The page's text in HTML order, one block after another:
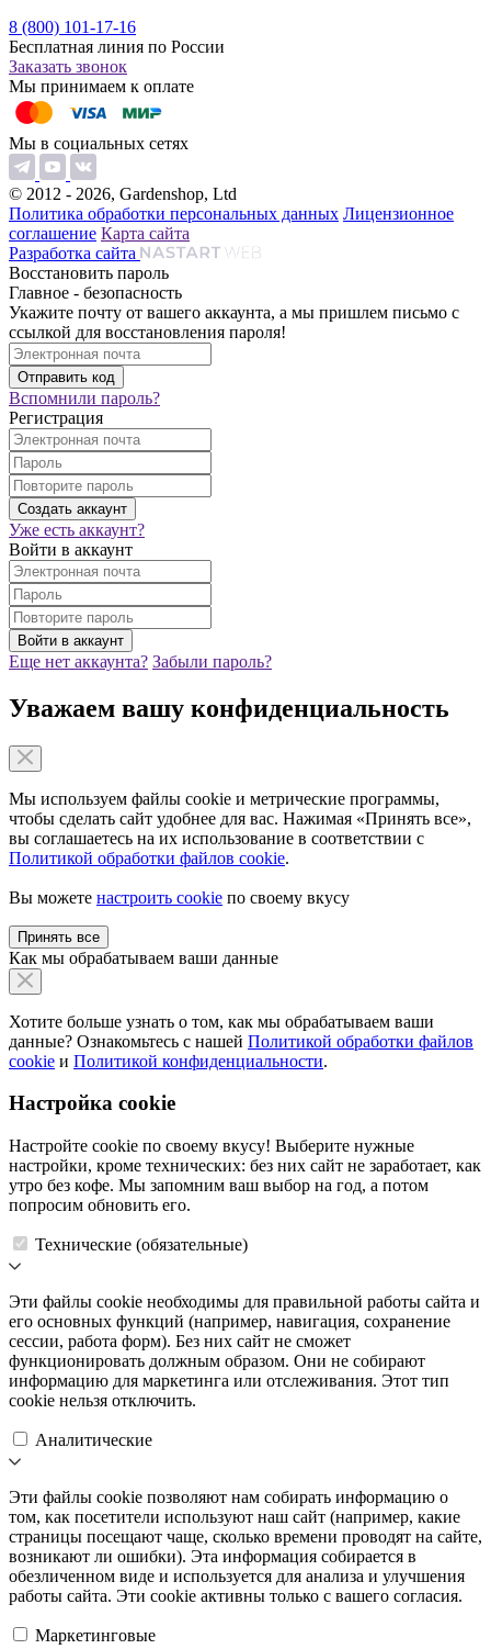
8 (800) 101-17-16
Бесплатная линия по России
Заказать звонок
Мы принимаем к оплате
Мы в социальных сетях
© 2012 - 2026, Gardenshop, Ltd
Политика обработки персональных данных Лицензионное
соглашение Карта сайта
Разработка сайта
Восстановить пароль
Главное - безопасность
Укажите почту от вашего аккаунта, а мы пришлем письмо с
ссылкой для восстановления пароля!
Вспомнили пароль?
Регистрация
Уже есть аккаунт?
Войти в аккаунт
Еще нет аккаунта? Забыли пароль?
Уважаем вашу конфиденциальность
Мы используем файлы cookie и метрические программы,
чтобы сделать сайт удобнее для вас. Нажимая «Принять все»,
вы соглашаетесь на их использование в соответствии с
Политикой обработки файлов cookie.
Вы можете настроить cookie по своему вкусу
Принять все
Как мы обрабатываем ваши данные
Хотите больше узнать о том, как мы обрабатываем ваши
данные? Ознакомьтесь с нашей Политикой обработки файлов
cookie и Политикой конфиденциальности.
Настройка cookie
Настройте cookie по своему вкусу! Выберите нужные
настройки, кроме технических: без них сайт не заработает, как
утро без кофе. Мы запомним ваш выбор на год, а потом
попросим обновить его.
Технические (обязательные)
Эти файлы cookie необходимы для правильной работы сайта и
его основных функций (например, навигация, сохранение
сессии, работа форм). Без них сайт не сможет
функционировать должным образом. Они не собирают
информацию для маркетинга или отслеживания. Этот тип
cookie нельзя отключить.
Аналитические
Эти файлы cookie позволяют нам собирать информацию о
том, как посетители используют наш сайт (например, какие
страницы посещают чаще, сколько времени проводят на сайте,
возникают ли ошибки). Эта информация собирается в
обезличенном виде и используется для анализа и улучшения
работы сайта. Эти cookie активны только с вашего согласия.
Маркетинговые